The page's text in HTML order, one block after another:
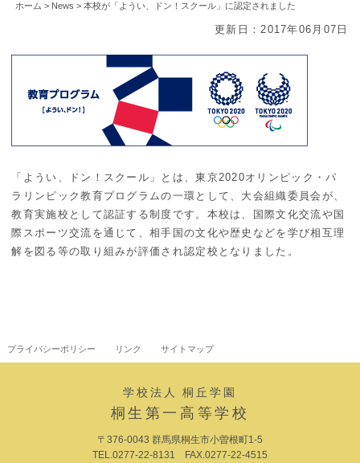
ホーム > News > 本校が「ようい、ドン！スクール」に認定されました
更新日：2017年06月07日
「ようい、ドン！スクール」とは、東京2020オリンピック・パ
ラリンピック教育プログラムの一環として、大会組織委員会が、
教育実施校として認証する制度です。本校は、国際文化交流や国
際スポーツ交流を通じて、相手国の文化や歴史などを学び相互理
解を図る等の取り組みが評価され認定校となりました。
プライバシーポリシー リンク サイトマップ
学校法人 桐丘学園
桐生第一高等学校
〒376-0043 群馬県桐生市小曽根町1-5
TEL.0277-22-8131 FAX.0277-22-4515